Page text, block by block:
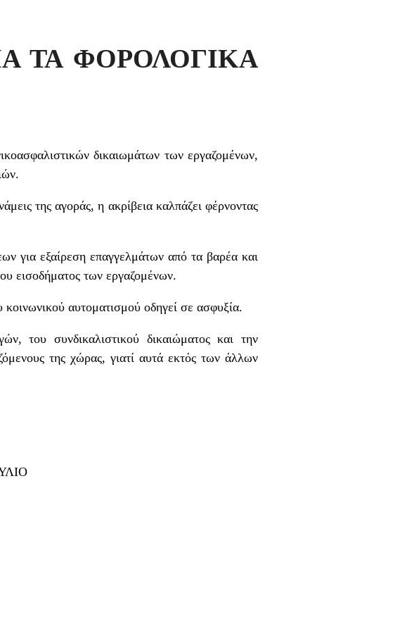
ΤΑ ΦΟΡΟΛΟΓΙΚΑ
δικαιωμάτων των εργαζομένων,
της αγοράς, η ακρίβεια καλπάζει φέρνοντας
για εξαίρεση επαγγελμάτων από τα βαρέα και
εισοδήματος των εργαζομένων.
αυτοματισμού οδηγεί σε ασφυξία.
του συνδικαλιστικού δικαιώματος και την
της χώρας, γιατί αυτά εκτός των άλλων